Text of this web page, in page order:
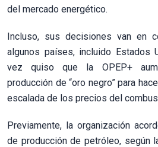
del mercado energético.
Incluso, sus decisiones van en
algunos países, incluido Estados
vez quiso que la OPEP+
producción de “oro negro” para
escalada de los precios del
Previamente, la organización
de producción de petróleo, según